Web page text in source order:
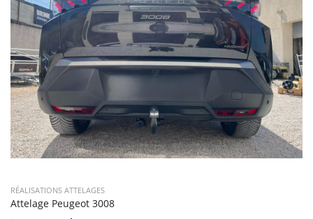
RÉALISATIONS ATTELAGES
Attelage Peugeot 3008